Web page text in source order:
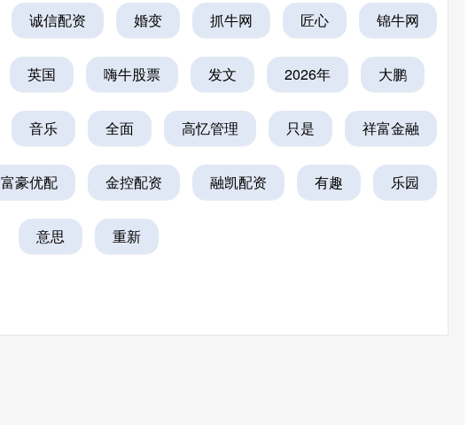
诚信配资 婚变 抓牛网 匠心 锦牛网
英国 嗨牛股票 发文 2026年 大鹏
音乐 全面 高忆管理 只是 祥富金融
富豪优配 金控配资 融凯配资 有趣 乐园
意思 重新